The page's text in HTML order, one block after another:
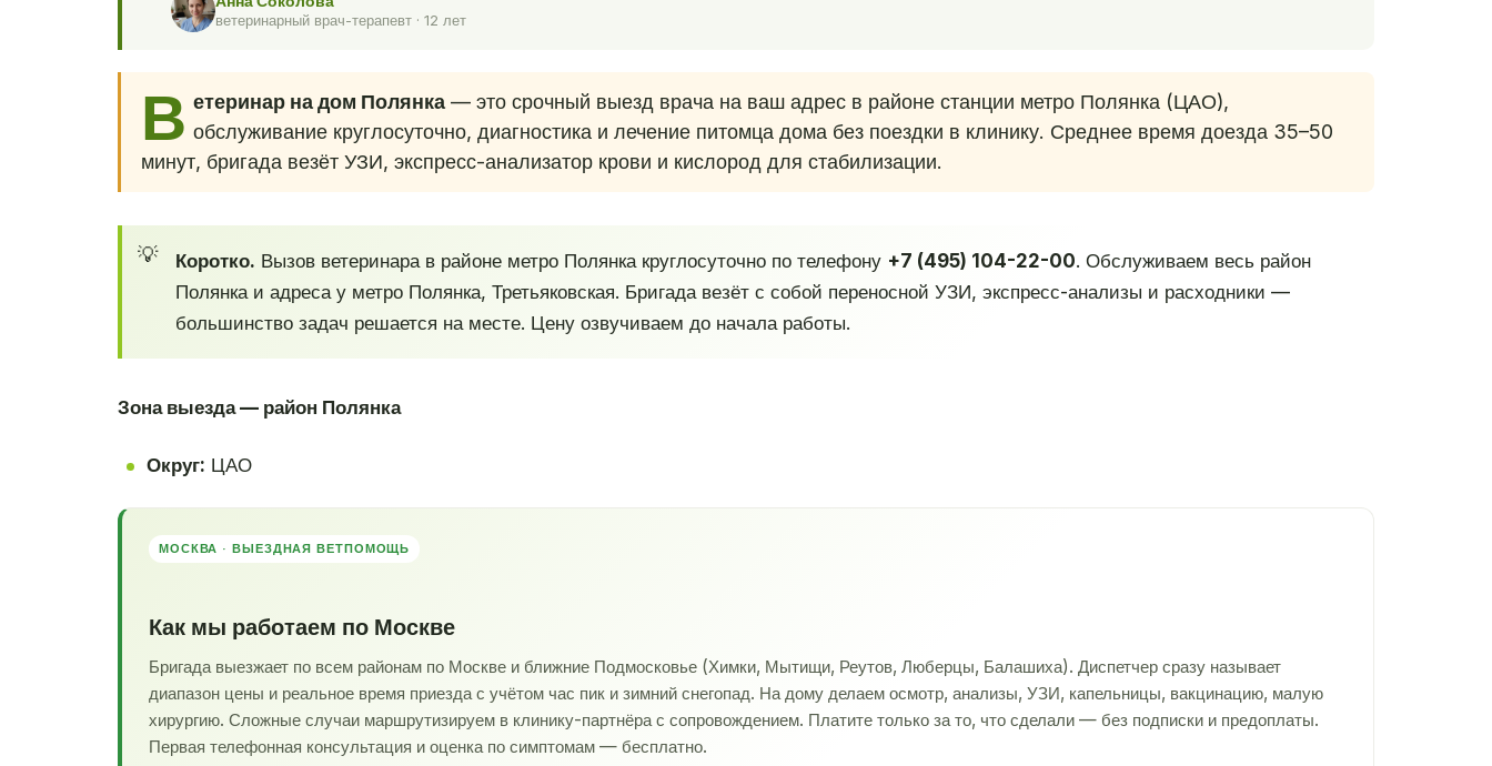
ветеринарный врач-терапевт · 12 лет
В етеринар на дом Полянка— это срочный выезд врача на ваш адрес в районе станции метро Полянка (ЦАО),
обслуживание круглосуточно, диагностика и лечение питомца дома без поездки в клинику. Среднее время доезда 35–50
минут, бригада везёт УЗИ, экспресс-анализатор крови и кислород для стабилизации.
Коротко. Вызов ветеринара в районе метро Полянка круглосуточно по телефону +7 (495) 104-22-00. Обслуживаем весь район
Полянка и адреса у метро Полянка, Третьяковская. Бригада везёт с собой переносной УЗИ, экспресс-анализы и расходники —
большинство задач решается на месте. Цену озвучиваем до начала работы.
Зона выезда — район Полянка
Округ: ЦАО
МОСКВА · ВЫЕЗДНАЯ ВЕТПОМОЩЬ
Как мы работаем по Москве
Бригада выезжает по всем районам по Москве и ближние Подмосковье (Химки, Мытищи, Реутов, Люберцы, Балашиха). Диспетчер сразу называет
диапазон цены и реальное время приезда с учётом час пик и зимний снегопад. На дому делаем осмотр, анализы, УЗИ, капельницы, вакцинацию, малую
хирургию. Сложные случаи маршрутизируем в клинику-партнёра с сопровождением. Платите только за то, что сделали — без подписки и предоплаты.
Первая телефонная консультация и оценка по симптомам — бесплатно.